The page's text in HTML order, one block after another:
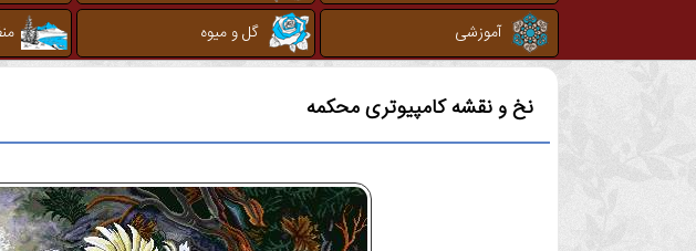
آموزشی
گل و میوه
نخ و نقشه کامپیوتریمحکمه